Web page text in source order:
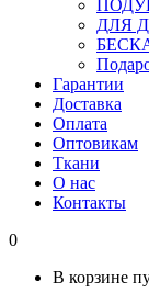
ДЛЯ
Гарантии
Доставка
Оплата
Оптовикам
Ткани
О нас
Контакты
0
В корзине